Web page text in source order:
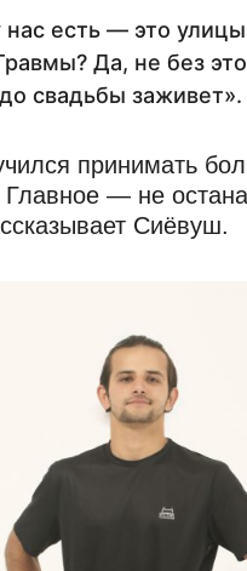
нас есть — это
Да, не без
свадьбы заживет».
принимать
Главное — не
Сиёвуш.